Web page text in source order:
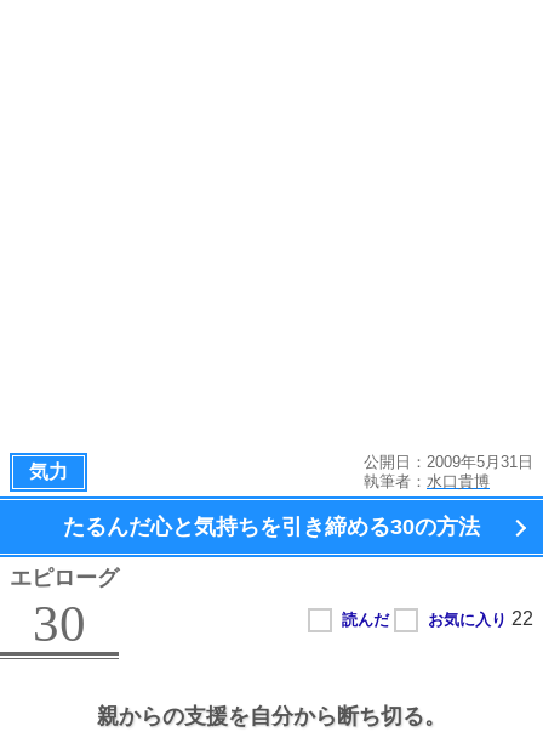
気力
公開日：2009年5月31日
執筆者： 水口貴博
たるんだ心と気持ちを引き締める30の方法
エピローグ
30
親からの支援を自分から断ち切る。